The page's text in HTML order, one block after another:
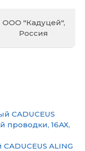
ООО "Кадуцей",
Россия
ALING